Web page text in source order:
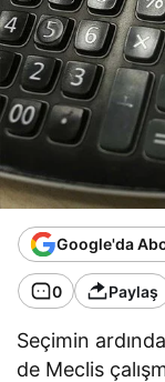
Google'da
0 Paylaş
Seçimin
de Meclis